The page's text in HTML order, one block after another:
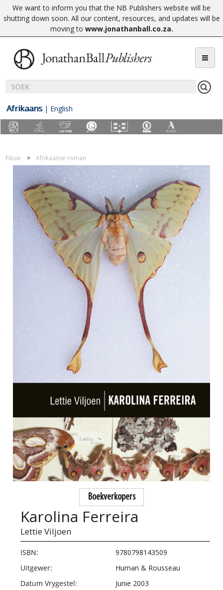
We want to inform you that the NB Publishers website will be
shutting down soon. All our content, resources, and updates will be
moving to www.jonathanball.co.za.
Afrikaans | English
Fiksie Afrikaanse roman
Boekverkopers
Karolina Ferreira
Lettie Viljoen
ISBN:
9780798143509
Uitgewer:
Human & Rousseau
Datum Vrygestel:
Junie 2003